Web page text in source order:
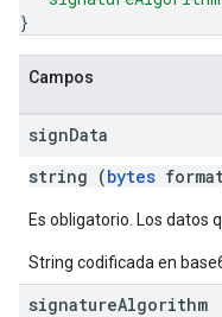
}
Campos
signData
string (bytes
Es obligatorio. Los datos
String codificada en
signatureAlgorithm